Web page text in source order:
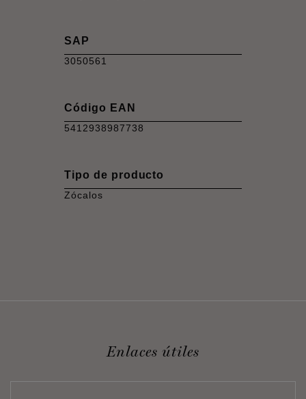
SAP
3050561
Código EAN
5412938987738
Tipo de producto
Zócalos
Enlaces útiles